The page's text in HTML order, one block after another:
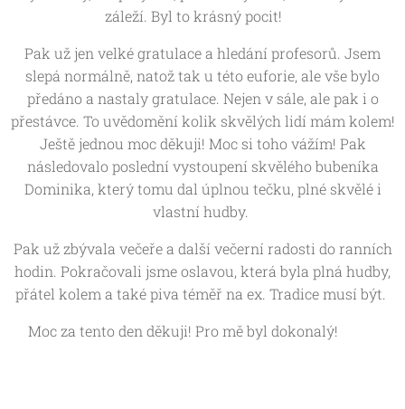
záleží. Byl to krásný pocit!❣️
Pak už jen velké gratulace a hledání profesorů. Jsem
slepá normálně, natož tak u této euforie, ale vše bylo
předáno a nastaly gratulace. Nejen v sále, ale pak i o
přestávce. To uvědomění kolik skvělých lidí mám kolem!
Ještě jednou moc děkuji! Moc si toho vážím! Pak
následovalo poslední vystoupení skvělého bubeníka
Dominika, který tomu dal úplnou tečku, plné skvělé i
vlastní hudby.
Pak už zbývala večeře a další večerní radosti do ranních
hodin. Pokračovali jsme oslavou, která byla plná hudby,
přátel kolem a také piva téměř na ex. Tradice musí být.
Moc za tento den děkuji! Pro mě byl dokonalý! 🎶❣️